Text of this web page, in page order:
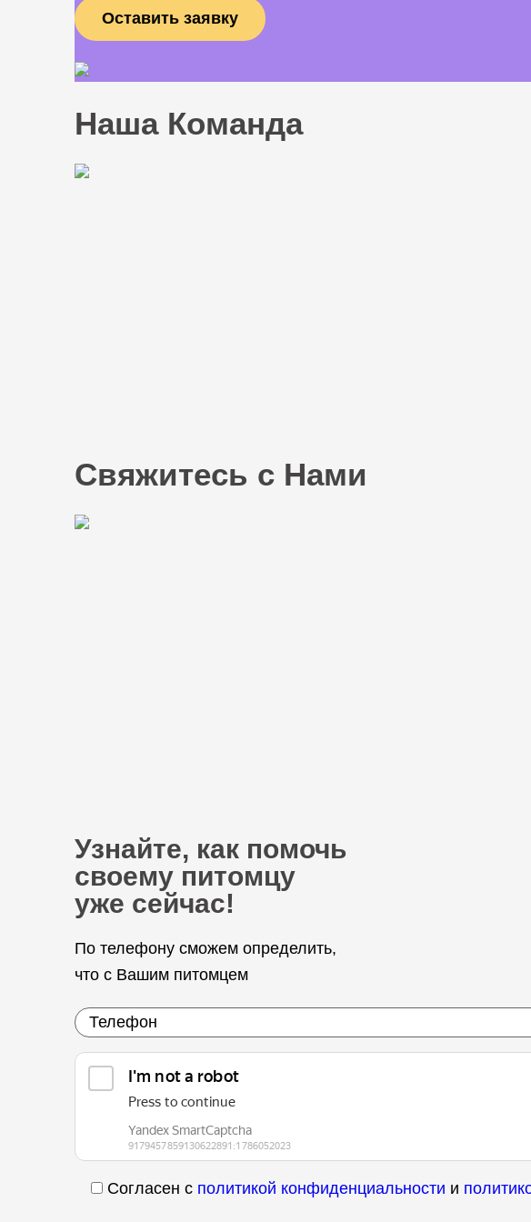
Наша Команда
Свяжитесь с Нами
Узнайте, как помочь
своему питомцу
уже сейчас!
По телефону сможем определить,
что с Вашим питомцем
Согласен с политикой конфиденциальности и